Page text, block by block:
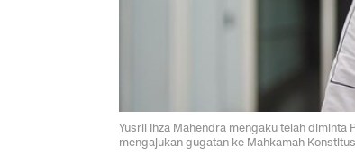
Yusril Ihza Mahendra mengaku telah
mengajukan gugatan ke Mahkamah